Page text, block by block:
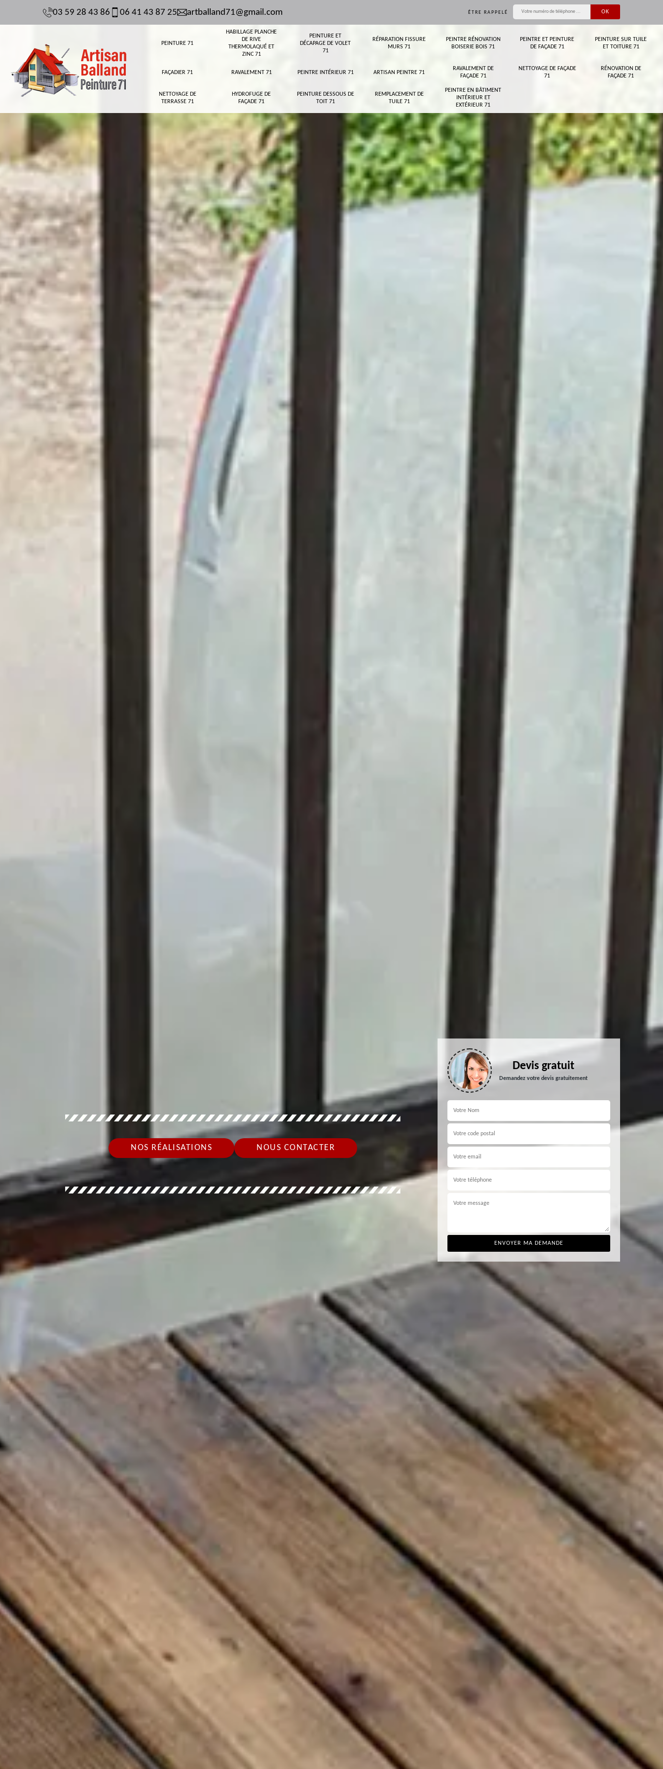
03 59 28 43 86 06 41 43 87 25 artballand71@gmail.com ÊTRE RAPPELÉ
PEINTURE 71
HABILLAGE PLANCHE
DE RIVE
THERMOLAQUÉ ET
ZINC 71
PEINTURE ET
DÉCAPAGE DE VOLET
71
RÉPARATION FISSURE
MURS 71
PEINTRE RÉNOVATION
BOISERIE BOIS 71
PEINTRE ET PEINTURE
DE FAÇADE 71
PEINTURE SUR TUILE
ET TOITURE 71
FAÇADIER 71 RAVALEMENT 71 PEINTRE INTÉRIEUR 71 ARTISAN PEINTRE 71
RAVALEMENT DE
FAÇADE 71
NETTOYAGE DE FAÇADE
71
RÉNOVATION DE
FAÇADE 71
NETTOYAGE DE
TERRASSE 71
HYDROFUGE DE
FAÇADE 71
PEINTURE DESSOUS DE
TOIT 71
REMPLACEMENT DE
TUILE 71
PEINTRE EN BÂTIMENT
INTÉRIEUR ET
EXTÉRIEUR 71
NOS RÉALISATIONS NOUS CONTACTER
Devis gratuit
Demandez votre devis gratuitement